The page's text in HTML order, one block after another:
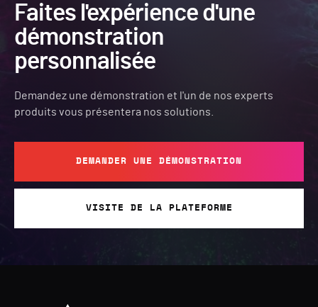
Faites l'expérience d'une
démonstration
personnalisée
Demandez une démonstration et l'un de nos experts
produits vous présentera nos solutions.
DEMANDER UNE DÉMONSTRATION
VISITE DE LA PLATEFORME